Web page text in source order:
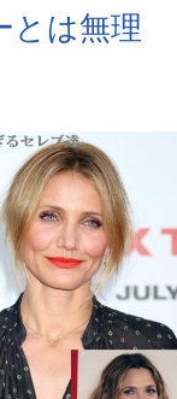
とは無理